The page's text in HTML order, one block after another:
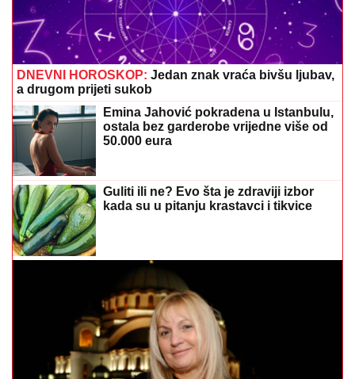
DNEVNI HOROSKOP: Jedan znak vraća bivšu ljubav,
a drugom prijeti sukob
Emina Jahović pokradena u Istanbulu,
ostala bez garderobe vrijedne više od
50.000 eura
Guliti ili ne? Evo šta je zdraviji izbor
kada su u pitanju krastavci i tikvice